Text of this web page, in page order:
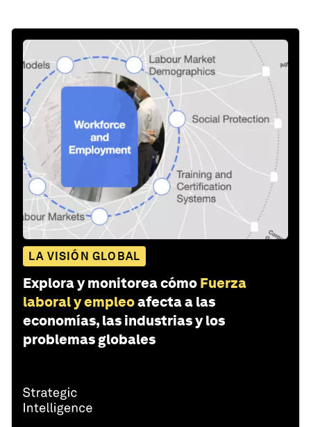
LA VISIÓN GLOBAL
Explora y monitorea cómo Fuerza
laboral y empleoafecta a las
economías, las industrias y los
problemas globales